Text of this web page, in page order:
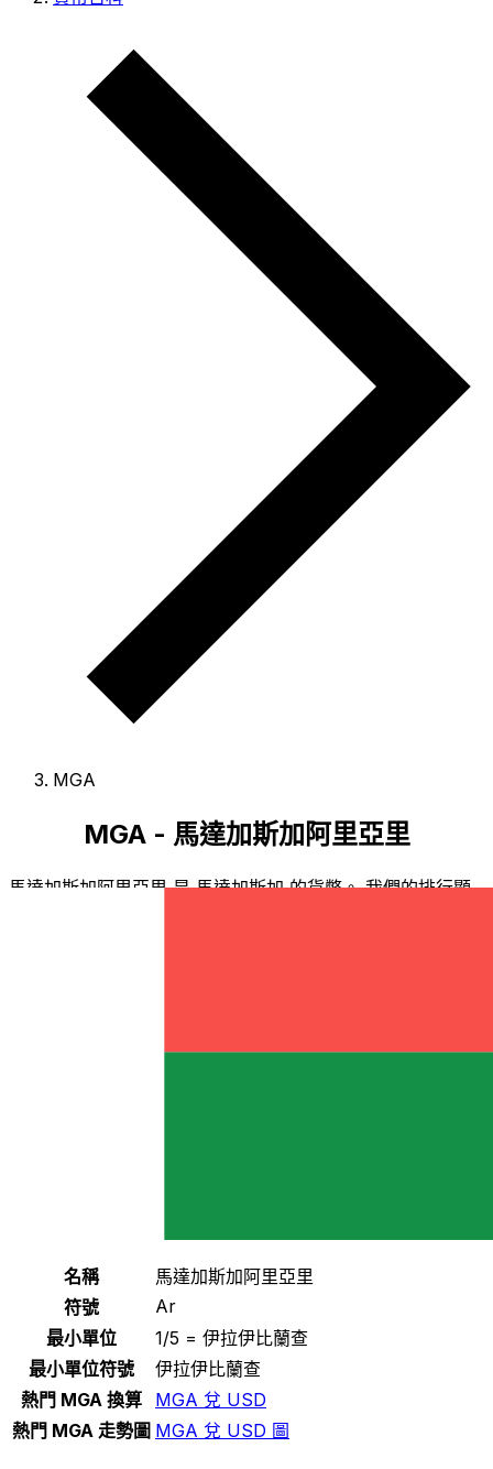
MGA
MGA - 馬達加斯加阿里亞里
馬達加斯加阿里亞里 是 馬達加斯加 的貨幣。我們的排行顯
名稱
馬達加斯加阿里亞里
符號
Ar
最小單位
1/5 = 伊拉伊比蘭查
最小單位符號
伊拉伊比蘭查
熱門 MGA 換算
MGA 兌 USD
熱門 MGA 走勢圖 MGA 兌 USD 圖